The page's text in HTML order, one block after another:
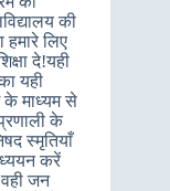
की
हमारे लिए
दे!यही
यही
के माध्यम से
के
स्मृतियाँ
करें
जन